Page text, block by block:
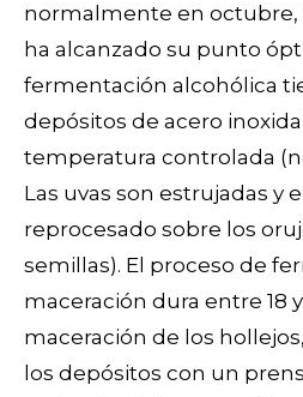
normalmente en octubre,
ha alcanzado su punto
fermentación alcohólica
depósitos de acero
temperatura controlada
Las uvas son estrujadas y
reprocesado sobre los
semillas). El proceso de
maceración dura entre 18 y
maceración de los
los depósitos con un